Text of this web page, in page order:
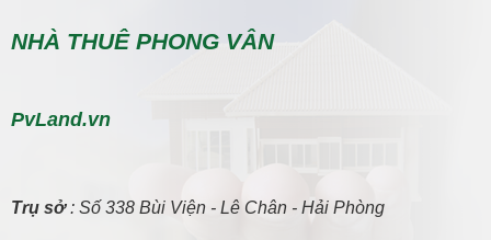
NHÀ THUÊ PHONG VÂN
PvLand.vn
Trụ sở: Số 338 Bùi Viện - Lê Chân - Hải Phòng